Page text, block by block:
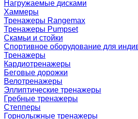
Нагружаемые дисками
Хаммеры
Тренажеры Rangemax
Тренажеры Pumpset
Скамьи и стойки
Спортивное оборудование для
Тренажеры
Кардиотренажеры
Беговые дорожки
Велотренажеры
Эллиптические тренажеры
Гребные тренажеры
Степперы
Горнолыжные тренажеры